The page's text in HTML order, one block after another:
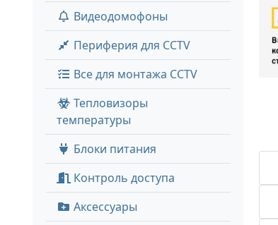
Видеодомофоны
Периферия для CCTV
Все для монтажа CCTV
Тепловизоры
температуры
Блоки питания
Контроль доступа
Аксессуары